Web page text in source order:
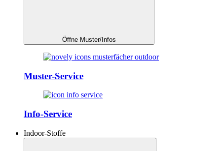
Öffne Muster/Infos
Muster-Service
Info-Service
Indoor-Stoffe